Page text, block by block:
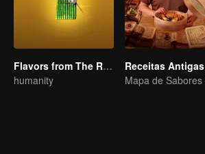
Flavors from The River
humanity
Receitas Antigas